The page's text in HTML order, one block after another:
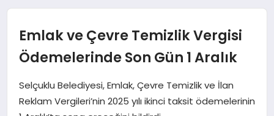
DÜNYA
EĞITIM
Emlak ve Çevre Temizlik Vergisi
Ödemelerinde Son Gün 1 Aralık
Selçuklu Belediyesi, Emlak, Çevre Temizlik ve İlan
Reklam Vergileri’nin 2025 yılı ikinci taksit ödemelerinin